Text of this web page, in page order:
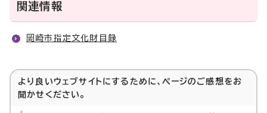
関連情報
岡崎市指定文化財目録
より良いウェブサイトにするために、ページのご感想をお
聞かせください。